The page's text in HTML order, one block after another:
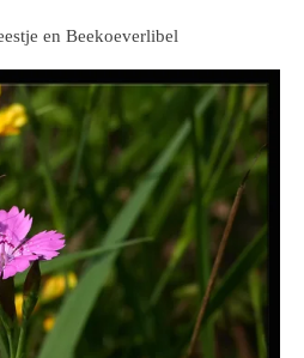
en Beekoeverlibel